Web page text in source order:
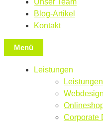
Blog-Artikel
Kontakt
Menü
Leistungen
Webdesign
Corporate